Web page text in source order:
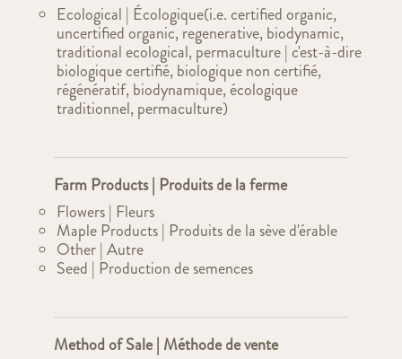
Ecological | Écologique(i.e. certified organic,
uncertified organic, regenerative, biodynamic,
traditional ecological, permaculture | c'est-à-dire
biologique certifié, biologique non certifié,
régénératif, biodynamique, écologique
traditionnel, permaculture)
Farm Products | Produits de la ferme
Flowers | Fleurs
Maple Products | Produits de la sève d'érable
Other | Autre
Seed | Production de semences
Method of Sale | Méthode de vente